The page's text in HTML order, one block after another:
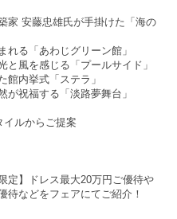
家 安藤忠雄氏が手掛けた「海の
れる「あわじグリーン館」
と風を感じる「プールサイド」
館内挙式「ステラ」
が祝福する「淡路夢舞台」
イルからご提案
定】ドレス最大20万円ご優待や
待などをフェアにてご紹介！